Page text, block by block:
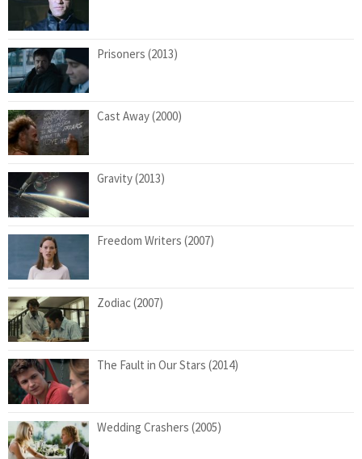
Prisoners (2013)
Cast Away (2000)
Gravity (2013)
Freedom Writers (2007)
Zodiac (2007)
The Fault in Our Stars (2014)
Wedding Crashers (2005)